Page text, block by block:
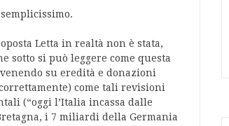
Letta in realtà non è stata,
sotto si può leggere come questa
su eredità e donazioni
come tali revisioni
(“oggi l’Italia incassa dalle
i 7 miliardi della Germania